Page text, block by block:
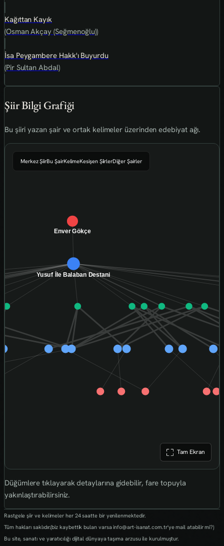
Kağıttan Kayık
(Osman Akçay (Seğmenoğlu))
İsa Peygambere Hakk'ı Buyurdu
(Pir Sultan Abdal)
Şiir Bilgi Grafiği
Bu şiiri yazan şair ve ortak kelimeler üzerinden edebiyat ağı.
Tam Ekran
Merkez ŞiirBu ŞairKelimeKesişen ŞiirlerDiğer Şairler
Düğümlere tıklayarak detaylarına gidebilir, fare topuyla
yakınlaştırabilirsiniz.
Rastgele şiir ve kelimeler her 24 saatte bir yenilenmektedir.
Tüm hakları saklıdır.(biz kaybettik bulan varsa info@art-isanat.com.tr'ye mail atabilir mi?)
Bu site, sanatı ve yaratıcılığı dijital dünyaya taşıma arzusu ile kurulmuştur.